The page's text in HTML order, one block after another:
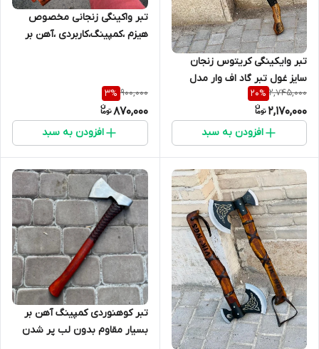
تبر وایکینگی کریتوس زنجان
سایز غول تبر گاد اف وار مدل
فولادی بسیار قوی و مقاوم
مخصوص کمپ و کوهنوردی
2,745,000
20%
2,170,000
افزودن به سبد
تبر واکینگی زنجانی مخصوص
هیزم ،کمپینگ،کاربردی ،آهن بر
900,000
3%
870,000
افزودن به سبد
تبر کوهنوردی کمپینگ آهن بر
بسیار مقاوم بدون لب پر شدن